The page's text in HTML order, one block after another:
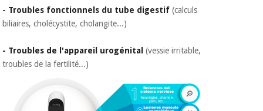
- Troubles fonctionnels du tube digestif (calculs
biliaires, cholécystite, cholangite...)
- Troubles de l'appareil urogénital (vessie irritable,
troubles de la fertilité...)